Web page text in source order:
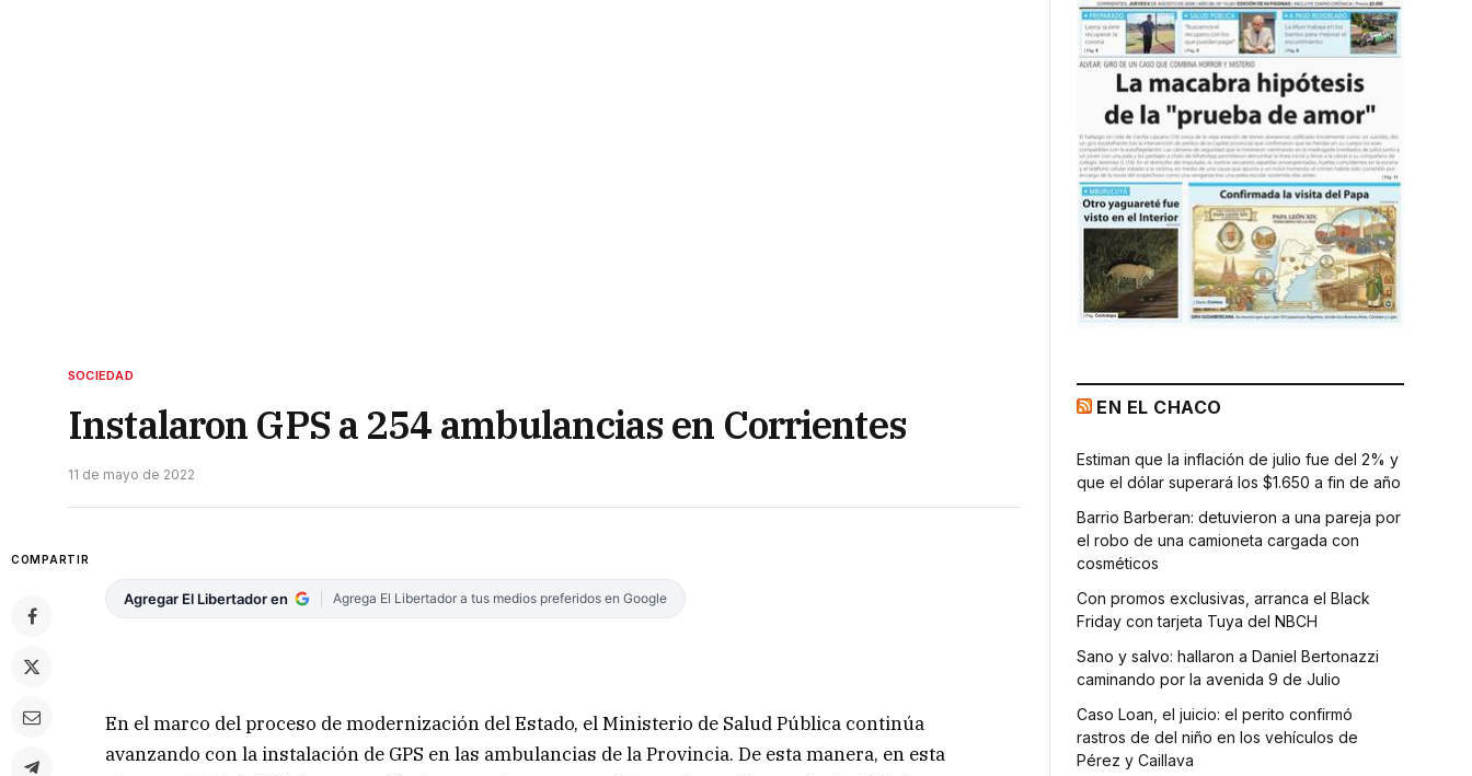
SOCIEDAD
Instalaron GPS a 254 ambulancias en Corrientes
11 de mayo de 2022
COMPARTIR
Agregar El Libertador en Agrega El Libertador a tus medios preferidos en Google
En el marco del proceso de modernización del Estado, el Ministerio de Salud Pública continúa
avanzando con la instalación de GPS en las ambulancias de la Provincia. De esta manera, en esta
EN EL CHACO
Estiman que la inflación de julio fue del 2% y
que el dólar superará los $1.650 a fin de año
Barrio Barberan: detuvieron a una pareja por
el robo de una camioneta cargada con
cosméticos
Con promos exclusivas, arranca el Black
Friday con tarjeta Tuya del NBCH
Sano y salvo: hallaron a Daniel Bertonazzi
caminando por la avenida 9 de Julio
Caso Loan, el juicio: el perito confirmó
rastros de del niño en los vehículos de
Pérez y Caillava